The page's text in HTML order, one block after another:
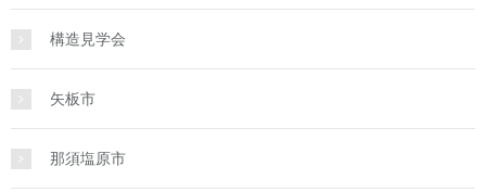
構造見学会
矢板市
那須塩原市